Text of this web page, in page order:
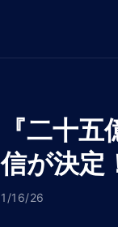
『二十
信が決定
1/16/26